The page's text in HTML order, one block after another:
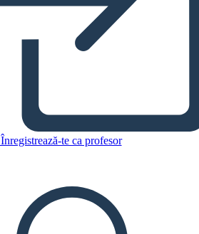
Înregistrează-te ca profesor